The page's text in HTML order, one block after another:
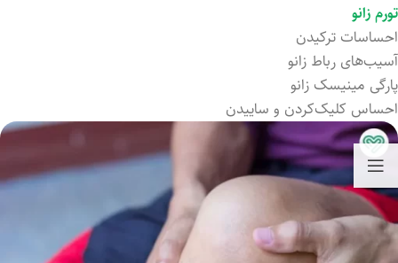
تورم زانو
احساسات ترکید‌ن
آسیب‌های رباط زانو
پارگی مینیسک زانو
احساس کلیک‌کرد‌ن و سایید‌ن